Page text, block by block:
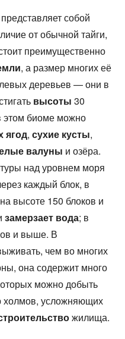
собой
от обычной тайги,
преимущественно
, а размер многих её
деревьев — они в
высоты 30
этом биоме можно
ягод, сухие кусты,
валуны и озёра.
над уровнем моря
каждый блок, в
высоте 150 блоков и
замерзает вода; в
и выше. В
чем во многих
она содержит много
можно добыть
холмов, усложняющих
жилища.